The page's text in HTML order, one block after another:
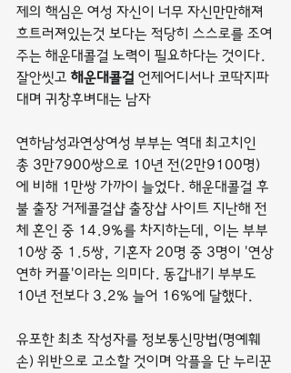
제의 핵심은 여성 자신이 너무 자신만만해져
흐트러져있는것 보다는 적당히 스스로를 조여
주는 해운대콜걸 노력이 필요하다는 것이다.
잘안씻고 해운대콜걸 언제어디서나 코딱지파
대며 귀창후벼대는 남자
연하남성과연상여성 부부는 역대 최고치인
총 3만7900쌍으로 10년 전(2만9100명)
에 비해 1만쌍 가까이 늘었다. 해운대콜걸 후
불 출장 거제콜걸샵 출장샵 사이트 지난해 전
체 혼인 중 14.9%를 차지하는데, 이는 부부
10쌍 중 1.5쌍, 기혼자 20명 중 3명이 '연상
연하 커플'이라는 의미다. 동갑내기 부부도
10년 전보다 3.2% 늘어 16%에 달했다.
유포한 최초 작성자를 정보통신망법(명예훼
손) 위반으로 고소할 것이며 악플을 단 누리꾼